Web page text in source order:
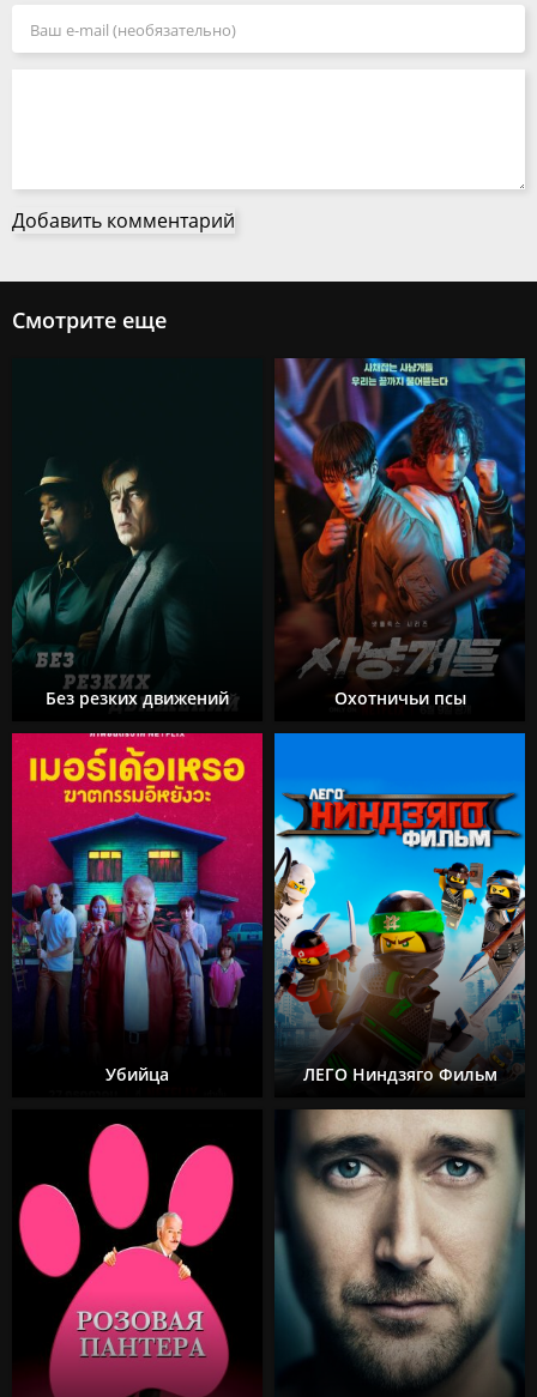
Добавить комментарий
Смотрите еще
Без резких движений Охотничьи псы
Убийца ЛЕГО Ниндзяго Фильм